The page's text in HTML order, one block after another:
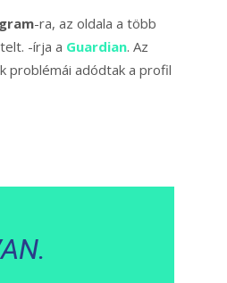
-ra, az oldala a több
-írja a Guardian. Az
problémái adódtak a profil